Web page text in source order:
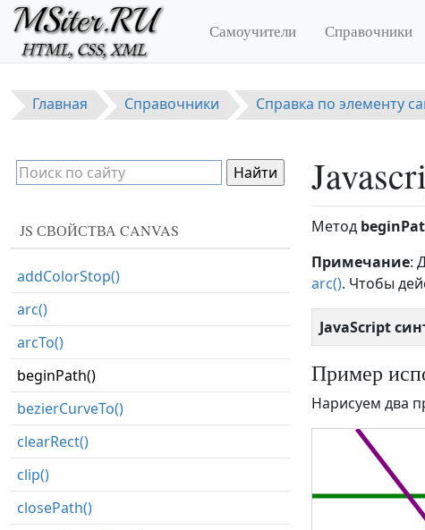
Перейти к основному содержанию
Самоучители Справочники
Главная Справочники Справка по элементу
Метод
Примечание:
arc(). Чтобы
JavaScript
Пример
Нарисуем два
JS СВОЙСТВА CANVAS
addColorStop()
arc()
arcTo()
beginPath()
bezierCurveTo()
clearRect()
clip()
closePath()